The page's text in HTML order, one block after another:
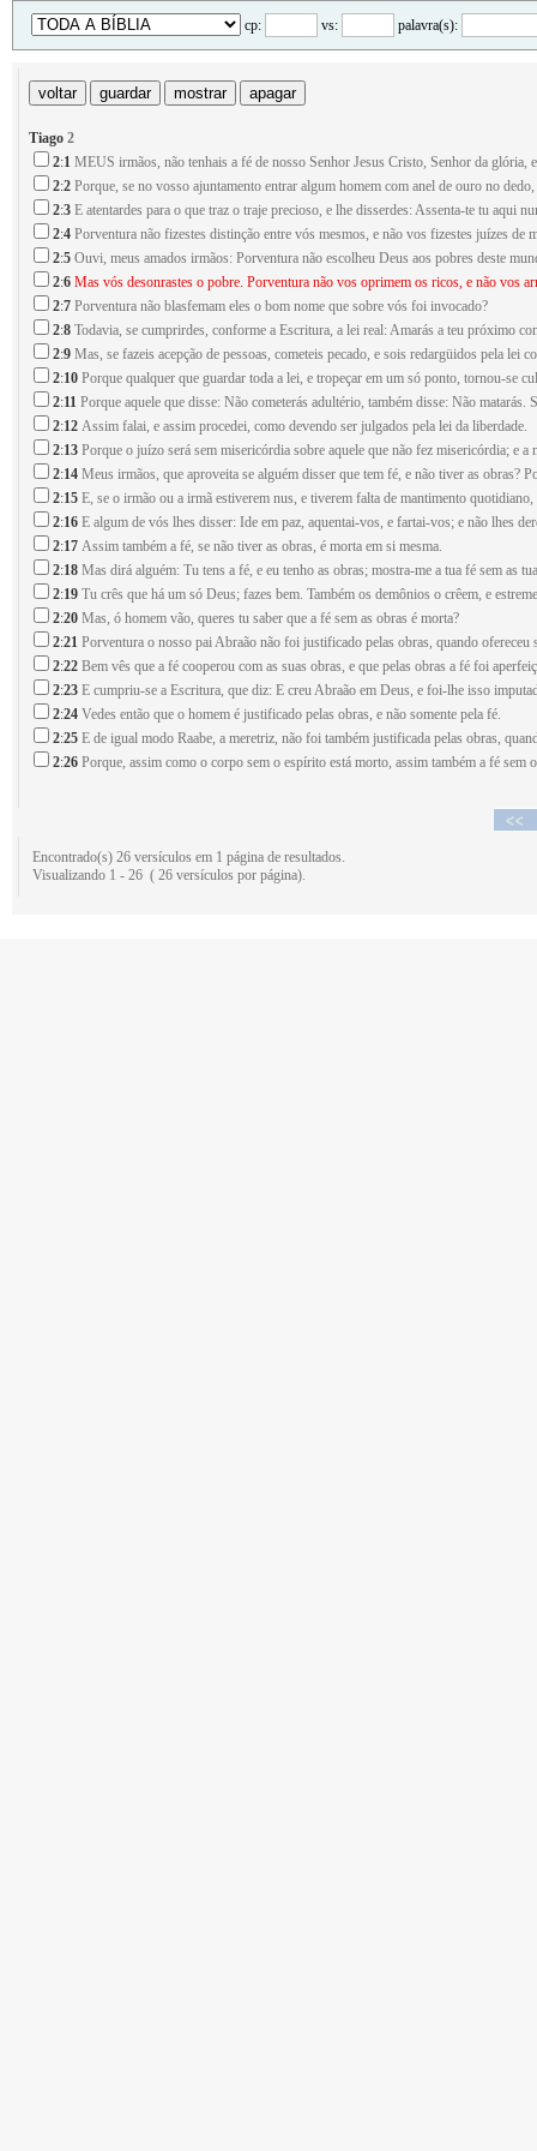
cp: vs: palavra(s):
Tiago 2
2:1 MEUS irmãos, não tenhais a fé de nosso Senhor Jesus Cristo, Senhor da glória,
2:2 Porque, se no vosso ajuntamento entrar algum homem com anel de ouro no
2:3 E atentardes para o que traz o traje precioso, e lhe disserdes: Assenta-te tu aqui
2:4 Porventura não fizestes distinção entre vós mesmos, e não vos fizestes juízes de
2:5 Ouvi, meus amados irmãos: Porventura não escolheu Deus aos pobres deste
2:6 Mas vós desonrastes o pobre. Porventura não vos oprimem os ricos, e não vos
2:7 Porventura não blasfemam eles o bom nome que sobre vós foi invocado?
2:8 Todavia, se cumprirdes, conforme a Escritura, a lei real: Amarás a teu próximo
2:9 Mas, se fazeis acepção de pessoas, cometeis pecado, e sois redargüidos pela lei
2:10 Porque qualquer que guardar toda a lei, e tropeçar em um só ponto, tornou-se
2:11 Porque aquele que disse: Não cometerás adultério, também disse: Não
2:12 Assim falai, e assim procedei, como devendo ser julgados pela lei da liberdade.
2:13 Porque o juízo será sem misericórdia sobre aquele que não fez misericórdia; e
2:14 Meus irmãos, que aproveita se alguém disser que tem fé, e não tiver as obras?
2:15 E, se o irmão ou a irmã estiverem nus, e tiverem falta de mantimento quotidiano,
2:16 E algum de vós lhes disser: Ide em paz, aquentai-vos, e fartai-vos; e não lhes
2:17 Assim também a fé, se não tiver as obras, é morta em si mesma.
2:18 Mas dirá alguém: Tu tens a fé, e eu tenho as obras; mostra-me a tua fé sem as
2:19 Tu crês que há um só Deus; fazes bem. Também os demônios o crêem, e
2:20 Mas, ó homem vão, queres tu saber que a fé sem as obras é morta?
2:21 Porventura o nosso pai Abraão não foi justificado pelas obras, quando ofereceu
2:22 Bem vês que a fé cooperou com as suas obras, e que pelas obras a fé foi
2:23 E cumpriu-se a Escritura, que diz: E creu Abraão em Deus, e foi-lhe isso
2:24 Vedes então que o homem é justificado pelas obras, e não somente pela fé.
2:25 E de igual modo Raabe, a meretriz, não foi também justificada pelas obras,
2:26 Porque, assim como o corpo sem o espírito está morto, assim também a fé sem
Encontrado(s) 26 versículos em 1 página de resultados.
Visualizando 1 - 26 ( 26 versículos por página).